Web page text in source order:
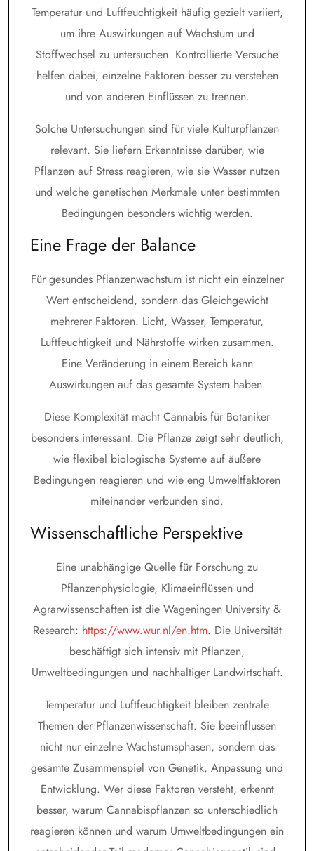
Temperatur und Luftfeuchtigkeit häufig gezielt variiert,
um ihre Auswirkungen auf Wachstum und
Stoffwechsel zu untersuchen. Kontrollierte Versuche
helfen dabei, einzelne Faktoren besser zu verstehen
und von anderen Einflüssen zu trennen.
Solche Untersuchungen sind für viele Kulturpflanzen
relevant. Sie liefern Erkenntnisse darüber, wie
Pflanzen auf Stress reagieren, wie sie Wasser nutzen
und welche genetischen Merkmale unter bestimmten
Bedingungen besonders wichtig werden.
Eine Frage der Balance
Für gesundes Pflanzenwachstum ist nicht ein einzelner
Wert entscheidend, sondern das Gleichgewicht
mehrerer Faktoren. Licht, Wasser, Temperatur,
Luftfeuchtigkeit und Nährstoffe wirken zusammen.
Eine Veränderung in einem Bereich kann
Auswirkungen auf das gesamte System haben.
Diese Komplexität macht Cannabis für Botaniker
besonders interessant. Die Pflanze zeigt sehr deutlich,
wie flexibel biologische Systeme auf äußere
Bedingungen reagieren und wie eng Umweltfaktoren
miteinander verbunden sind.
Wissenschaftliche Perspektive
Eine unabhängige Quelle für Forschung zu
Pflanzenphysiologie, Klimaeinflüssen und
Agrarwissenschaften ist die Wageningen University &
Research: https://www.wur.nl/en.htm. Die Universität
beschäftigt sich intensiv mit Pflanzen,
Umweltbedingungen und nachhaltiger Landwirtschaft.
Temperatur und Luftfeuchtigkeit bleiben zentrale
Themen der Pflanzenwissenschaft. Sie beeinflussen
nicht nur einzelne Wachstumsphasen, sondern das
gesamte Zusammenspiel von Genetik, Anpassung und
Entwicklung. Wer diese Faktoren versteht, erkennt
besser, warum Cannabispflanzen so unterschiedlich
reagieren können und warum Umweltbedingungen ein